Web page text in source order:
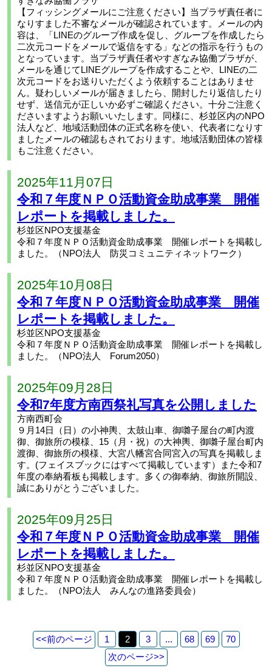
【フィッシングメールにご注意ください】当プラザ責任者に
なりすました不審なメールが確認されています。メールの内
容は、「LINEのグループ作成を促し、グループを作成したら
二次元コードをメールで返信をする」などの指示を行うもの
となっています。当プラザ責任者やすぎなみ協働プラザが、
メールを通じてLINEグループを作成することや、LINEの二
次元コードをお送りいただくよう依頼することはありませ
ん。疑わしいメールが届きましたら、開封したり返信したり
せず、送信元が正しいか必ずご確認ください。十分ご注意く
ださいますようお願いいたします。同様に、杉並区内のNPO
法人など、地域活動団体の正式名称を使い、代表者になりす
ましたメールの確認もされております。地域活動団体の皆様
もご注意ください。
2025年11月07日
令和７年度ＮＰＯ活動資金助成事業 開催
レポートを掲載しました。
杉並区NPO支援基金
令和７年度ＮＰＯ活動資金助成事業 開催レポートを掲載し
ました。（NPO法人 防災コミュニティネットワーク）
2025年10月08日
令和７年度ＮＰＯ活動資金助成事業 開催
レポートを掲載しました。
杉並区NPO支援基金
令和７年度ＮＰＯ活動資金助成事業 開催レポートを掲載し
ました。（NPO法人 Forum2050）
2025年09月28日
令和7年度方南西祭礼写真を公開しました
方南西町会
９月14日（日）の小神輿、太鼓山車、御囃子屋台の町内渡
御、御旅所の模様、15（月・祝）の大神輿、御囃子屋台町内
渡御、御旅所の模様、大宮八幡宮合同宮入の写真を掲載しま
す。(フェイスブックにはすべて掲載しています）また令和7
年度の奉納看板も掲載します。多くの御奉納、御旅所開設、
誠にありがとうございました。
2025年09月25日
令和７年度ＮＰＯ活動資金助成事業 開催
レポートを掲載しました。
杉並区NPO支援基金
令和７年度ＮＰＯ活動資金助成事業 開催レポートを掲載し
ました。（NPO法人 みんなの進路委員会）
<<前のページ 1 2 3 ... 68 69
70
次のページ>>